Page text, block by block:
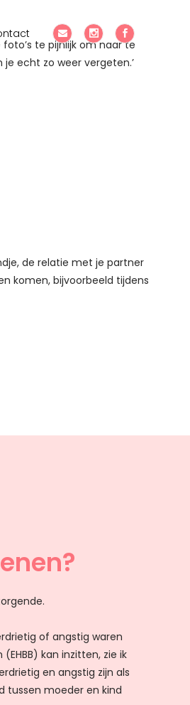
te pijnlijk om naar te
echt zo weer vergeten.’
de relatie met je partner
komen, bijvoorbeeld tijdens
of angstig waren
kan inzitten, zie ik
en angstig zijn als
tussen moeder en kind